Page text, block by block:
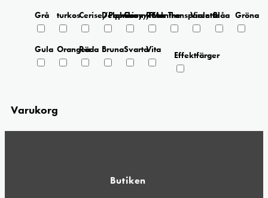
Grå turkosCerise/Paprika
Delphinium/Menthe
Grey/Pink
Rosa Transparent
ViolettaBlåa Gröna
Gula Orangea
Röda BrunaSvartaVita
Effektfärger
Varukorg
Butiken